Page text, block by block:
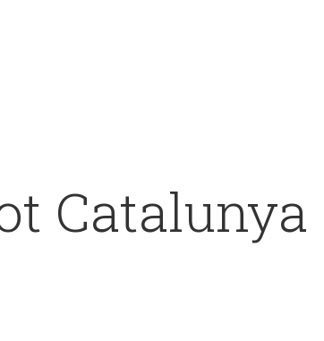
Catalunya